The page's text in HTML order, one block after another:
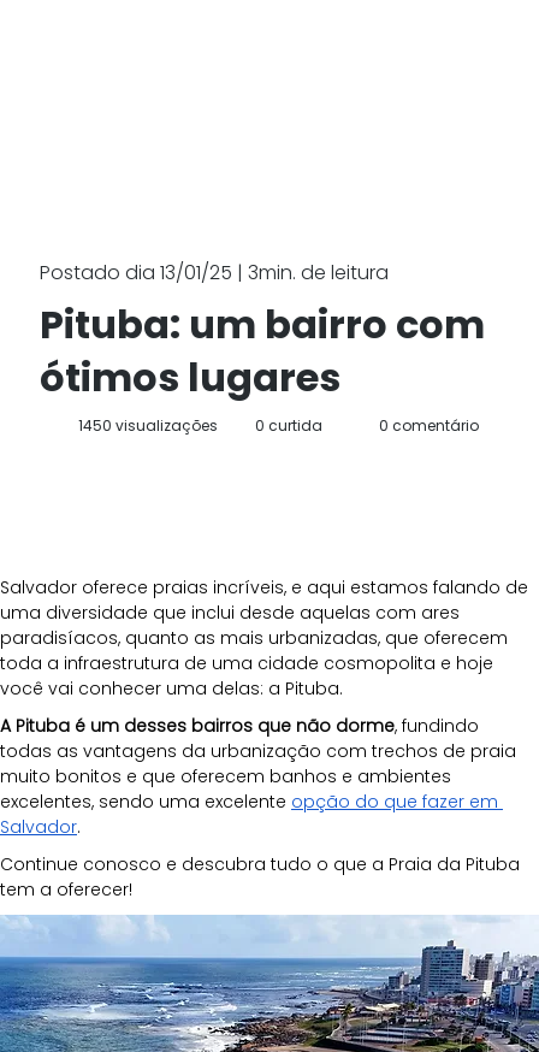
Postado dia 13/01/25 | 3min. de leitura
Pituba: um bairro com
ótimos lugares
0 comentário
0 curtida
1450 visualizações
Salvador oferece praias incríveis, e aqui estamos falando de
uma diversidade que inclui desde aquelas com ares
paradisíacos, quanto as mais urbanizadas, que oferecem
toda a infraestrutura de uma cidade cosmopolita e hoje
você vai conhecer uma delas: a Pituba.
A Pituba é um desses bairros que não dorme, fundindo
todas as vantagens da urbanização com trechos de praia
muito bonitos e que oferecem banhos e ambientes
excelentes, sendo uma excelente opção do que fazer em
Salvador.
Continue conosco e descubra tudo o que a Praia da Pituba
tem a oferecer!